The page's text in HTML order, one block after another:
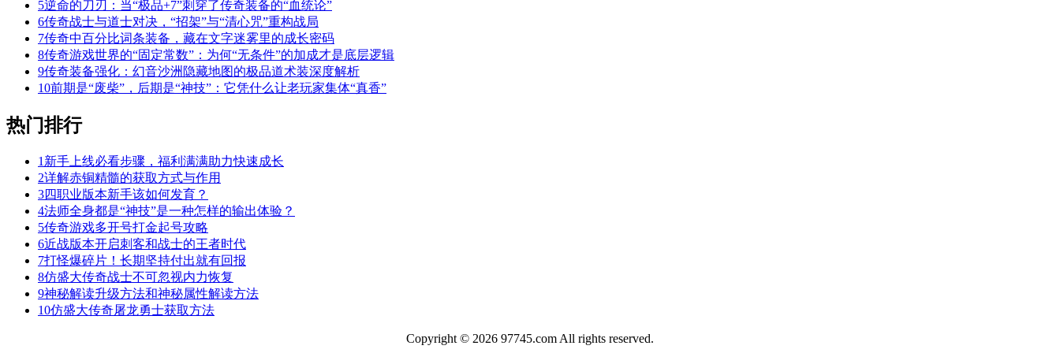
5逆命的刀刃：当“极品+7”刺穿了传奇装备的“血统论”
6传奇战士与道士对决，“招架”与“清心咒”重构战局
7传奇中百分比词条装备，藏在文字迷雾里的成长密码
8传奇游戏世界的“固定常数”：为何“无条件”的加成才是底层逻辑
9传奇装备强化：幻音沙洲隐藏地图的极品道术装深度解析
10前期是“废柴”，后期是“神技”：它凭什么让老玩家集体“真香”
热门排行
1 新手上线必看步骤，福利满满助力快速成长
2详解赤铜精髓的获取方式与作用
3四职业版本新手该如何发育？
4法师全身都是“神技”是一种怎样的输出体验？
5传奇游戏多开号打金起号攻略
6近战版本开启刺客和战士的王者时代
7打怪爆碎片！长期坚持付出就有回报
8仿盛大传奇战士不可忽视内力恢复
9神秘解读升级方法和神秘属性解读方法
10仿盛大传奇屠龙勇士获取方法
Copyright © 2026 97745.com All rights reserved.